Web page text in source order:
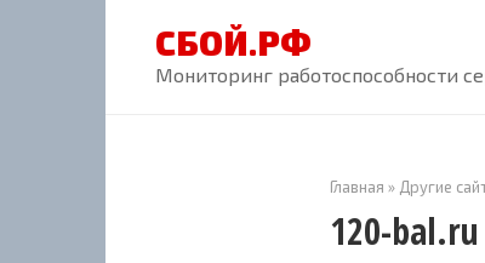
СБОЙ.РФ
Мониторинг работоспособности
Главная » Другие
120-bal.ru